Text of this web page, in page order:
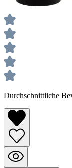
Durchschnittliche